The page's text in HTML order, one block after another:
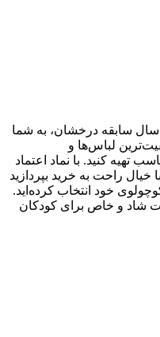
فروشگاه اینترنتی نی نی مو کیدز با ۵ سال سابقه درخشان، به شما
لباس‌ها و
تهیه کنید. با نماد اعتماد
خیال راحت به خرید بپردازید
خود انتخاب کرده‌اید.
شاد و خاص برای کودکان